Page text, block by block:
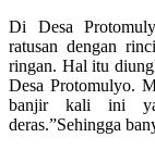
Di Desa
ratusan dengan
ringan. Hal itu
Desa Protomulyo.
banjir kali ini
deras.”Sehingga